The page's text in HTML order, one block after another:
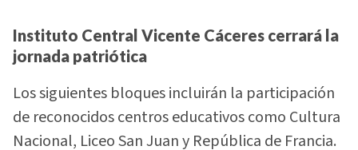
Instituto Central Vicente Cáceres cerrará la
jornada patriótica
Los siguientes bloques incluirán la participación
de reconocidos centros educativos como Cultura
Nacional, Liceo San Juan y República de Francia.